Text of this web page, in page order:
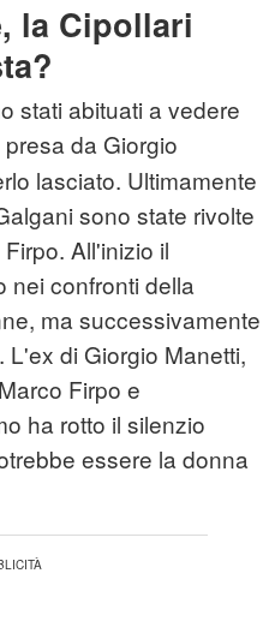
la Cipollari
stati abituati a vedere
da Giorgio
lasciato. Ultimamente
sono state rivolte
All'inizio il
nei confronti della
ma successivamente
di Giorgio Manetti,
Firpo e
ha rotto il silenzio
essere la donna